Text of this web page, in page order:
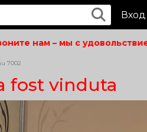
Вход
нам – мы с
7002
fost vinduta